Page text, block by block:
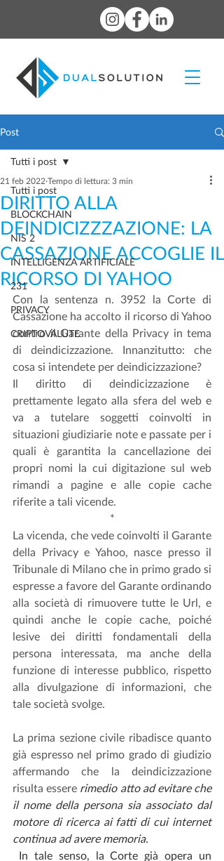
Post
Tutti i post
BLOCKCHAIN
NIS 2
INTELLIGENZA ARTIFICIALE
231
PRIVACY
CRIPTOVALUTE
Tutti i post
DIRITTO ALLA
DEINDICIZZZAZIONE: LA
CASSAZIONE ACCOGLIE IL
RICORSO DI YAHOO
21 feb 2022 Tempo di lettura: 3 min
Con la sentenza n. 3952 la Corte di
Cassazione ha accolto il ricorso di Yahoo
contro il Garante della Privacy in tema
di deindicizzazione. Innanzitutto: che
cosa si intendete per deindicizzazione?
Il diritto di deindicizzazione è
prettamente legato alla sfera del web e
va a tutelare soggetti coinvolti in
situazioni giudiziarie note e passate per i
quali è garantita la cancellazione dei
propri nomi la cui digitazione sul web
rimandi a pagine e alle copie cache
riferite a tali vicende.
*
La vicenda, che vede coinvolti il Garante
della Privacy e Yahoo, nasce presso il
Tribunale di Milano che in primo grado si
espresse a favore del Garante ordinando
alla società di rimuovere tutte le Url, e
quindi anche le copie cache, poiché
lesive dei diritti fondamentali della
persona interessata, ma anche della
funzione di interesse pubblico, rispetto
alla divulgazione di informazioni, che
tale società svolge.
La prima sezione civile ribadisce quanto
già espresso nel primo grado di giudizio
affermando che la deindicizzazione
risulta essere rimedio atto ad evitare che
il nome della persona sia associato dal
motore di ricerca ai fatti di cui internet
continua ad avere memoria.
In tale senso, la Corte già opera un